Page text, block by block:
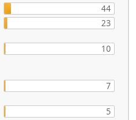
44
23
10
7
5